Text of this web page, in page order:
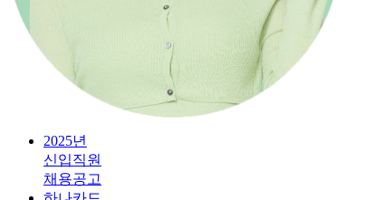
2025년
신입직원
채용공고